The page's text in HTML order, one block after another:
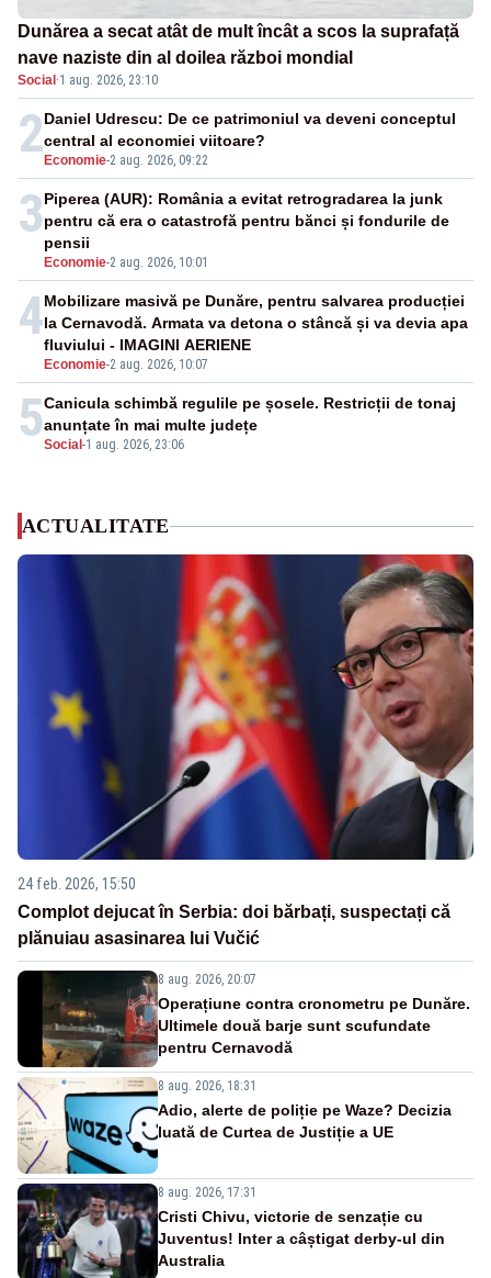
Dunărea a secat atât de mult încât a scos la suprafață
nave naziste din al doilea război mondial
Social ·1 aug. 2026, 23:10
2 Economie-2 aug. 2026, 09:22
Daniel Udrescu: De ce patrimoniul va deveni conceptul
central al economiei viitoare?
3
Economie-2 aug. 2026, 10:01
Piperea (AUR): România a evitat retrogradarea la junk
pentru că era o catastrofă pentru bănci și fondurile de
pensii
4
Economie-2 aug. 2026, 10:07
Mobilizare masivă pe Dunăre, pentru salvarea producției
la Cernavodă. Armata va detona o stâncă și va devia apa
fluviului - IMAGINI AERIENE
5Social -1 aug. 2026, 23:06
Canicula schimbă regulile pe șosele. Restricții de tonaj
anunțate în mai multe județe
ACTUALITATE
24 feb. 2026, 15:50
Complot dejucat în Serbia: doi bărbați, suspectați că
plănuiau asasinarea lui Vučić
8 aug. 2026, 20:07
Operațiune contra cronometru pe Dunăre.
Ultimele două barje sunt scufundate
pentru Cernavodă
8 aug. 2026, 18:31
Adio, alerte de poliție pe Waze? Decizia
luată de Curtea de Justiție a UE
8 aug. 2026, 17:31
Cristi Chivu, victorie de senzație cu
Juventus! Inter a câștigat derby-ul din
Australia